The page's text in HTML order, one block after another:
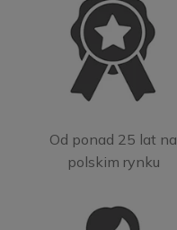
Od ponad 25 lat na
polskim rynku